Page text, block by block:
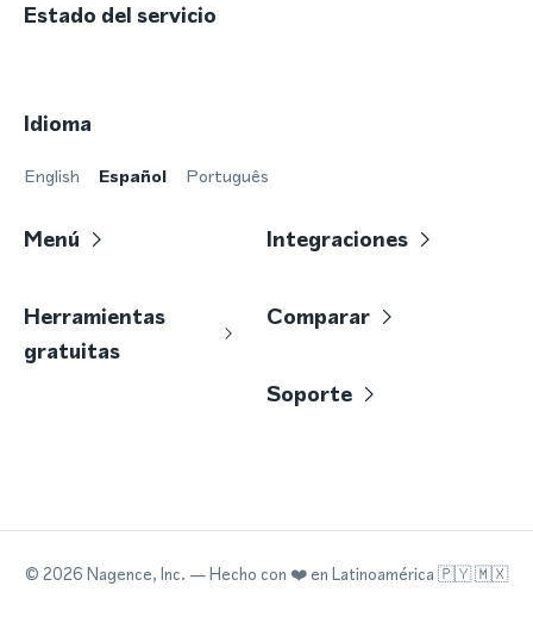
Estado del servicio
Idioma
English Español Português
Menú Integraciones
Herramientas
gratuitas
Comparar
Soporte
© 2026 Nagence, Inc. — Hecho con ❤️ en Latinoamérica 🇵🇾 🇲🇽